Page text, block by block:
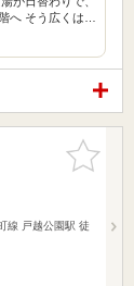
へ そう広くは…
お気に入
りに追加
線 戸越公園駅 徒